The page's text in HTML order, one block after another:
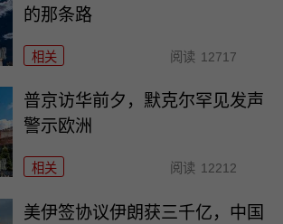
的那条路
相关 阅读 12717
普京访华前夕，默克尔罕见发声
警示欧洲
相关 阅读 12212
美伊签协议伊朗获三千亿，中国